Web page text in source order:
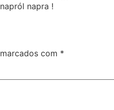
napra !
com *